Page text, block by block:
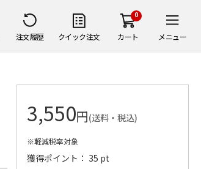
注文履歴 クイック注文
0
カート メニュー
3,550円(送料・税込)
※軽減税率対象
獲得ポイント： 35 pt